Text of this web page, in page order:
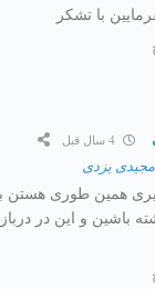
با تشکر
4 سال قبل
یزدی
همین طوری هستن
باشین و این در